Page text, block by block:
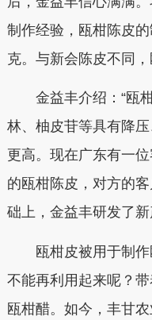
制作经验，瓯柑陈皮
克。与新会陈皮不同
金益丰介绍：“瓯
林、柚皮苷等具有降
更高。现在广东有一
的瓯柑陈皮，对方的
础上，金益丰研发了
瓯柑皮被用于制
不能再利用起来呢？
瓯柑醋。如今，丰甘